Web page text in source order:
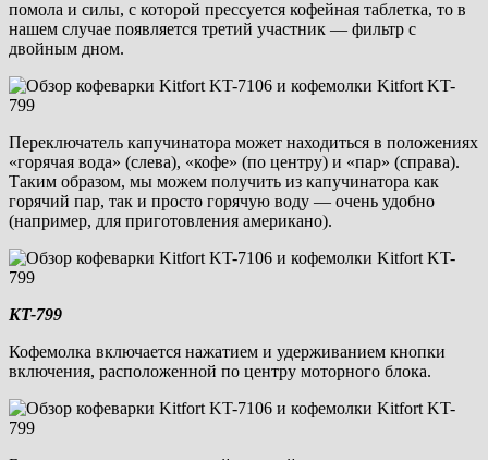
помола и силы, с которой прессуется кофейная таблетка, то в
нашем случае появляется третий участник — фильтр с
двойным дном.
Переключатель капучинатора может находиться в положениях
«горячая вода» (слева), «кофе» (по центру) и «пар» (справа).
Таким образом, мы можем получить из капучинатора как
горячий пар, так и просто горячую воду — очень удобно
(например, для приготовления американо).
KT-799
Кофемолка включается нажатием и удерживанием кнопки
включения, расположенной по центру моторного блока.